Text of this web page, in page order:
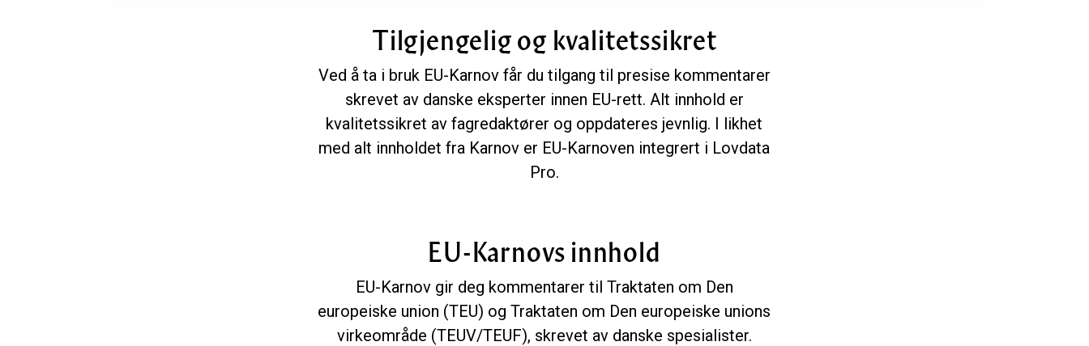
Tilgjengelig og kvalitetssikret
Ved å ta i bruk EU-Karnov får du tilgang til presise kommentarer
skrevet av danske eksperter innen EU-rett. Alt innhold er
kvalitetssikret av fagredaktører og oppdateres jevnlig. I likhet
med alt innholdet fra Karnov er EU-Karnoven integrert i Lovdata
Pro.
EU-Karnovs innhold
EU-Karnov gir deg kommentarer til Traktaten om Den
europeiske union (TEU) og Traktaten om Den europeiske unions
virkeområde (TEUV/TEUF), skrevet av danske spesialister.